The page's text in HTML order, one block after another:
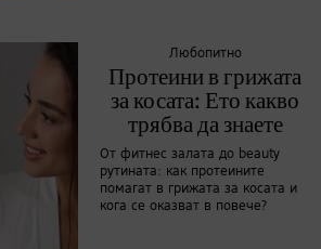
Любопитно
Протеини в грижата
за косата: Ето какво
трябва да знаете
От фитнес залата до beauty
рутината: как протеините
помагат в грижата за косата и
кога се оказват в повече?